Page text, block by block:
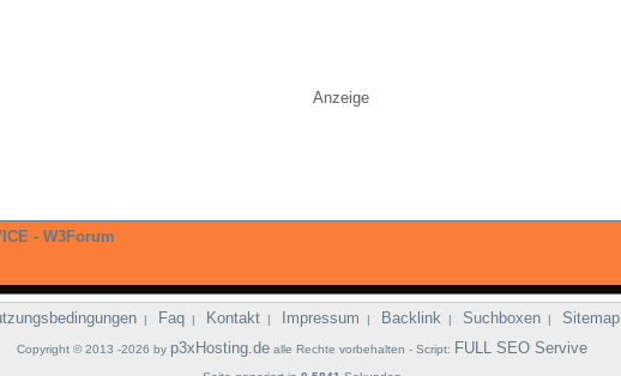
Anzeige
- W3Forum
| Faq | Kontakt | Impressum | Backlink | Suchboxen | Sitemap
Copyright © 2013 -2026 by p3xHosting.dealle Rechte vorbehalten - Script: FULL SEO Servive